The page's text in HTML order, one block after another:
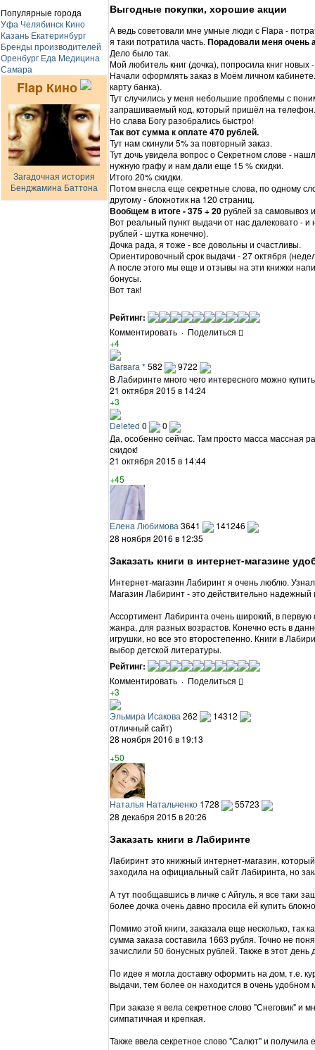
Популярные города
Уфа Челябинск Кино
Казань Екатеринбург
Бренды производителей
Оренбург Еда Медицина
Самара
Flap Кино
Загадочная история
Бенджамина Баттона
Выгодные покупки, хорошие акции
А ведь советовали мне умные люди с Flapа -
я таки потратила часть. Порадовали меня очень
Дело было так.
Мой любитель книг (дочка), попросила книг
Начали оформлять заказ в Моём личном
карту банка).
Тут случились у меня небольшие проблемы с
запрашиваемый код, который пришёл на телефон.
Но слава Богу разобрались быстро!
Так вот сумма к оплате 470 рублей.
Тут нам скинули 5% за повторный заказ.
Тут дочь увидела вопрос о Секретном слове -
нужную графу и нам дали еще 15 % скидки.
Итого 20% скидки.
Потом внесла еще секретные слова, по одному
другому - блокнотик на 120 страниц.
Вообщем в итоге - 375 + 20рублей за самовывоз
Вот реальный пункт выдачи от нас далековато -
рублей - шутка конечно).
Дочка рада, я тоже - все довольны и счастливы.
Ориентировочный срок выдачи - 27 октября
А после этого мы еще и отзывы на эти книжки
бонусы.
Вот так!
Рейтинг:
Комментировать · Поделиться
+4
Ваrваrа * 582
9722
В Лабиринте много чего интересного можно купить
21 октября 2015 в 14:24
+3
Deleted 0
0
Да, особенно сейчас. Там просто масса массная
скидок!
21 октября 2015 в 14:44
+45
Елена Любимова 3641
141246
28 ноября 2016 в 12:35
Заказать книги в интернет-магазине
Интернет-магазин Лабиринт я очень люблю.
Магазин Лабиринт - это действительно
Ассортимент Лабиринта очень широкий, в первую
жанра, для разных возрастов. Конечно есть в
игрушки, но все это второстепенно. Книги в
выбор детской литературы.
Рейтинг:
Комментировать · Поделиться
+3
Эльмира Исакова 262
14312
отличный сайт)
28 ноября 2016 в 19:13
+50
Наталья Натальченко 1728
55723
28 декабря 2015 в 20:26
Заказать книги в Лабиринте
Лабиринт это книжный интернет-магазин,
заходила на официальный сайт Лабиринта, но
А тут пообщавшись в личке с Айгуль, я все таки
более дочка очень давно просила ей купить
Помимо этой книги, заказала еще несколько, так
сумма заказа составила 1663 рубля. Точно не
зачислили 50 бонусных рублей. Также в этот день
По идее я могла доставку оформить на дом, т.е.
выдачи, тем более он находится в очень
При заказе я вела секретное слово "Снеговик" и
симпатичная и крепкая.
Также ввела секретное слово "Салют" и получила